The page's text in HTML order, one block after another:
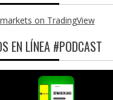
on TradingView
EN LÍNEA #PODCAST